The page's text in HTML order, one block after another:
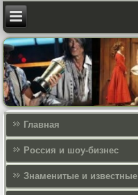
Главная
Россия и шоу-бизнес
Знаменитые и известные